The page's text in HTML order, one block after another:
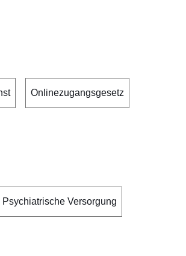
Onlinezugangsgesetz
Psychiatrische Versorgung